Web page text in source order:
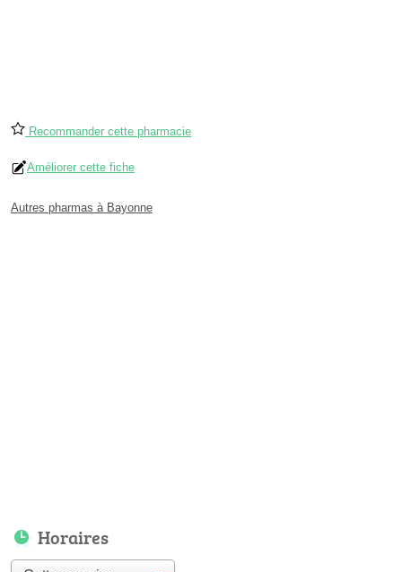
Recommander cette pharmacie
Améliorer cette fiche
Autres pharmas à Bayonne
Horaires